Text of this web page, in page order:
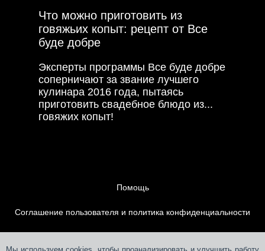
Что можно приготовить из
говяжьих копыт: рецепт от Все
буде добре
Эксперты программы Все буде добре
соперничают за звание лучшего
кулинара 2016 года, пытаясь
приготовить свадебное блюдо из...
говяжих копыт!
Помощь
Соглашение пользователя и политика конфиденциальности